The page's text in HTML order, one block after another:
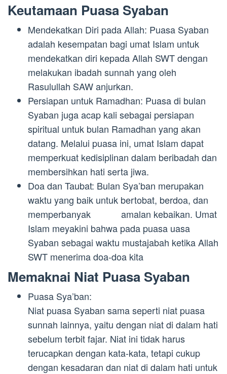
Keutamaan Puasa Syaban
Mendekatkan Diri pada Allah: Puasa Syaban
adalah kesempatan bagi umat Islam untuk
mendekatkan diri kepada Allah SWT dengan
melakukan ibadah sunnah yang oleh
Rasulullah SAW anjurkan.
Persiapan untuk Ramadhan: Puasa di bulan
Syaban juga acap kali sebagai persiapan
spiritual untuk bulan Ramadhan yang akan
datang. Melalui puasa ini, umat Islam dapat
memperkuat kedisiplinan dalam beribadah dan
membersihkan hati serta jiwa.
Doa dan Taubat: Bulan Sya’ban merupakan
waktu yang baik untuk bertobat, berdoa, dan
memperbanyak amalan kebaikan. Umat
Islam meyakini bahwa pada puasa uasa
Syaban sebagai waktu mustajabah ketika Allah
SWT menerima doa-doa kita
Memaknai Niat Puasa Syaban
Puasa Sya’ban:
Niat puasa Syaban sama seperti niat puasa
sunnah lainnya, yaitu dengan niat di dalam hati
sebelum terbit fajar. Niat ini tidak harus
terucapkan dengan kata-kata, tetapi cukup
dengan kesadaran dan niat di dalam hati untuk